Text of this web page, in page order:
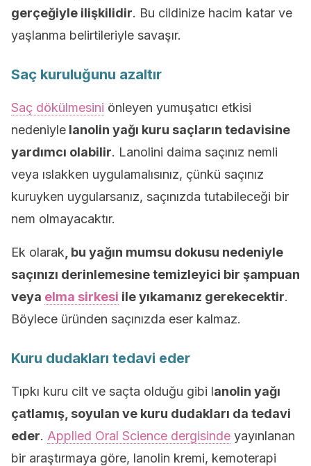
gerçeğiyle ilişkilidir. Bu cildinize hacim katar ve
yaşlanma belirtileriyle savaşır.
Saç kuruluğunu azaltır
Saç dökülmesini önleyen yumuşatıcı etkisi
nedeniyle lanolin yağı kuru saçların tedavisine
yardımcı olabilir. Lanolini daima saçınız nemli
veya ıslakken uygulamalısınız, çünkü saçınız
kuruyken uygularsanız, saçınızda tutabileceği bir
nem olmayacaktır.
Ek olarak , bu yağın mumsu dokusu nedeniyle
saçınızı derinlemesine temizleyici bir şampuan
veya elma sirkesi ile yıkamanız gerekecektir.
Böylece üründen saçınızda eser kalmaz.
Kuru dudakları tedavi eder
Tıpkı kuru cilt ve saçta olduğu gibi lanolin yağı
çatlamış, soyulan ve kuru dudakları da tedavi
eder. Applied Oral Science dergisinde yayınlanan
bir araştırmaya göre, lanolin kremi, kemoterapi